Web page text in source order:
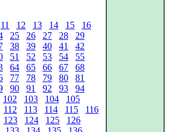
11 12 13 14 15
16
25 26 27 28
29
38 39 40 41
42
51 52 53 54
55
64 65 66 67
68
77 78 79 80
81
90 91 92 93
94
102 103 104
105
112 113 114 115
116
123 124 125
126